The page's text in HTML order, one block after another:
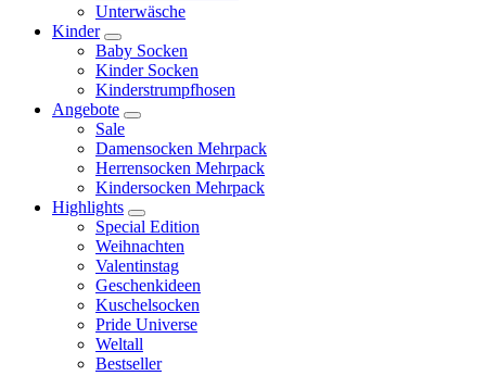
Unterwäsche
Kinder
Baby Socken
Kinder Socken
Kinderstrumpfhosen
Angebote
Sale
Damensocken Mehrpack
Herrensocken Mehrpack
Kindersocken Mehrpack
Highlights
Special Edition
Weihnachten
Valentinstag
Geschenkideen
Kuschelsocken
Pride Universe
Weltall
Bestseller